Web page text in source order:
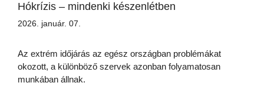
Hókrízis – mindenki készenlétben
2026. január. 07.
Az extrém időjárás az egész országban problémákat
okozott, a különböző szervek azonban folyamatosan
munkában állnak.